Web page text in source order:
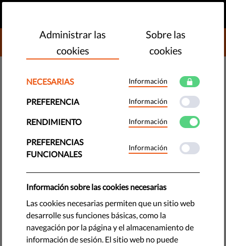
DONATE TO LIBERTIES
¿Qué es la prensa libre, cómo
funciona y qué papel juega en la
democracia?
¿Que significa una prensa libre, cómo funciona, y cuál es su
amenazada - incluso en la UE.
by Jonathan Day
noviembre 09, 2021
Administrar las
cookies
Sobre las
cookies
NECESARIAS Información
PREFERENCIA Información
RENDIMIENTO Información
PREFERENCIAS
FUNCIONALES
Información
Información sobre las cookies necesarias
Las cookies necesarias permiten que un sitio web
desarrolle sus funciones básicas, como la
navegación por la página y el almacenamiento de
información de sesión. El sitio web no puede